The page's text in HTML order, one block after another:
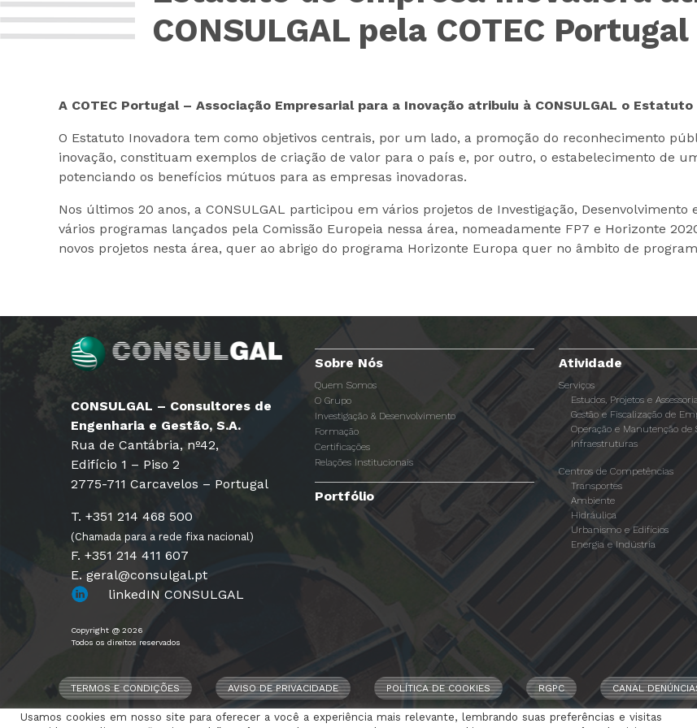
CONSULGAL pela COTEC Portugal
A COTEC Portugal – Associação Empresarial para a Inovação atribuiu à CONSULGAL o Estatuto
O Estatuto Inovadora tem como objetivos centrais, por um lado, a promoção do reconhecimento
inovação, constituam exemplos de criação de valor para o país e, por outro, o estabelecimento de
potenciando os benefícios mútuos para as empresas inovadoras.
Nos últimos 20 anos, a CONSULGAL participou em vários projetos de Investigação,
vários programas lançados pela Comissão Europeia nessa área, nomeadamente FP7 e Horizonte
novos projetos nesta área, quer ao abrigo do programa Horizonte Europa quer no âmbito de
CONSULGAL – Consultores de
Engenharia e Gestão, S.A.
Rua de Cantábria, nº42,
Edifício 1 – Piso 2
2775-711 Carcavelos – Portugal
T. +351 214 468 500
(Chamada para a rede fixa nacional)
F. +351 214 411 607
E. geral@consulgal.pt
linkedIN CONSULGAL
Copyright @ 2026
Todos os direitos reservados
Sobre Nós
Quem Somos
O Grupo
Investigação & Desenvolvimento
Formação
Certificações
Relações Institucionais
Portfólio
Atividade
Serviços
Estudos, Projetos e
Gestão e Fiscalização de
Operação e Manutenção de
Infraestruturas
Centros de Competências
Transportes
Ambiente
Hidráulica
Urbanismo e Edifícios
Energia e Indústria
TERMOS E CONDIÇÕES AVISO DE PRIVACIDADE POLÍTICA DE COOKIES RGPC CANAL
Usamos cookies em nosso site para oferecer a você a experiência mais relevante, lembrando suas preferências e visitas